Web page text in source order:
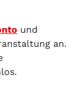
und
an.